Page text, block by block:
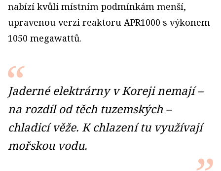
nabízí kvůli místním podmínkám menší,
upravenou verzi reaktoru APR1000 s výkonem
1050 megawattů.
Jaderné elektrárny v Koreji nemají –
na rozdíl od těch tuzemských –
chladicí věže. K chlazení tu využívají
mořskou vodu.